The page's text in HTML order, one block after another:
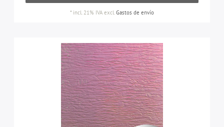
* incl. 21% IVA excl.Gastos de envío